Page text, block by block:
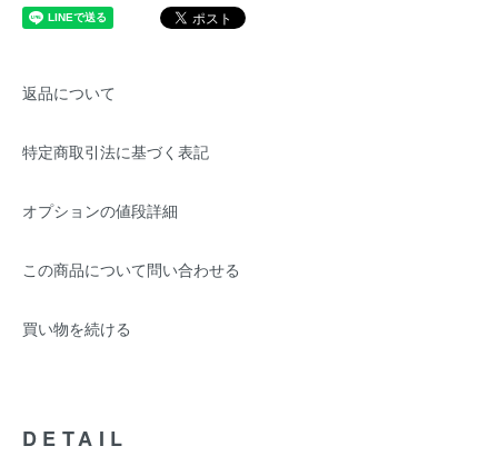
返品について
特定商取引法に基づく表記
オプションの値段詳細
この商品について問い合わせる
買い物を続ける
DETAIL